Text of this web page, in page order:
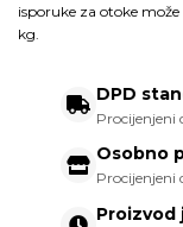
isporuke za otoke
kg.
DPD
Procijenjeni
Osobno
Procijenjeni
Proizvod